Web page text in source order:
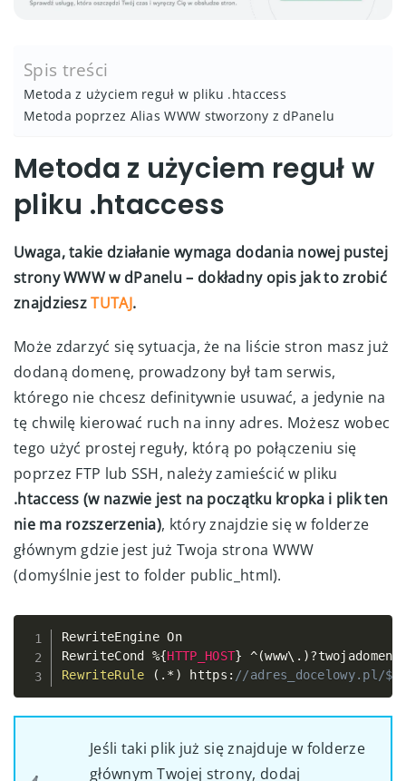
Spis treści
Metoda z użyciem reguł w pliku .htaccess
Metoda poprzez Alias WWW stworzony z dPanelu
Metoda z użyciem reguł w
pliku .htaccess
Uwaga, takie działanie wymaga dodania nowej pustej
strony WWW w dPanelu – dokładny opis jak to zrobić
znajdzieszTUTAJ.
Może zdarzyć się sytuacja, że na liście stron masz już
dodaną domenę, prowadzony był tam serwis,
którego nie chcesz definitywnie usuwać, a jedynie na
tę chwilę kierować ruch na inny adres. Możesz wobec
tego użyć prostej reguły, którą po połączeniu się
poprzez FTP lub SSH, należy zamieścić w pliku
.htaccess (w nazwie jest na początku kropka i plik ten
nie ma rozszerzenia), który znajdzie się w folderze
głównym gdzie jest już Twoja strona WWW
(domyślnie jest to folder public_html).
RewriteEngine On
RewriteCond %{HTTP_HOST} ^(www\ . )?
RewriteRule
( . * ) https : //adres_docelowy.pl/$1
Jeśli taki plik już się znajduje w folderze
głównym Twojej strony, dodaj